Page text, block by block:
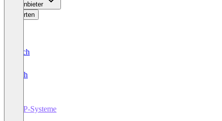
Für Anbieter
Bewerten
Deutsch
English
ERP-Systeme